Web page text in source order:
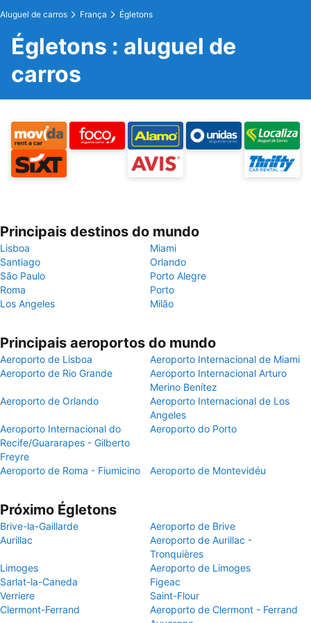
Aluguel de carros França Égletons
Égletons : aluguel de
carros
Principais destinos do mundo
Lisboa
Miami
Santiago
Orlando
São Paulo
Porto Alegre
Roma
Porto
Los Angeles
Milão
Principais aeroportos do mundo
Aeroporto de Lisboa
Aeroporto Internacional de Miami
Aeroporto de Rio Grande
Aeroporto Internacional Arturo
Merino Benítez
Aeroporto de Orlando
Aeroporto Internacional de Los
Angeles
Aeroporto Internacional do
Recife/Guararapes - Gilberto
Freyre
Aeroporto do Porto
Aeroporto de Roma - Fiumicino Aeroporto de Montevidéu
Próximo Égletons
Brive-la-Gaillarde
Aeroporto de Brive
Aurillac
Aeroporto de Aurillac -
Tronquières
Limoges
Aeroporto de Limoges
Sarlat-la-Caneda
Figeac
Verriere
Saint-Flour
Clermont-Ferrand
Aeroporto de Clermont - Ferrand